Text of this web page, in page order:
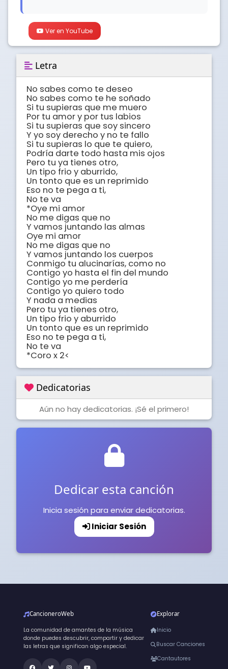
Ver en YouTube
Letra
No sabes como te deseo
No sabes como te he soñado
Si tu supieras que me muero
Por tu amor y por tus labios
Si tu supieras que soy sincero
Y yo soy derecho y no te fallo
Si tu supieras lo que te quiero,
Podría darte todo hasta mis ojos
Pero tu ya tienes otro,
Un tipo frio y aburrido,
Un tonto que es un reprimido
Eso no te pega a ti,
No te va
*Oye mi amor
No me digas que no
Y vamos juntando las almas
Oye mi amor
No me digas que no
Y vamos juntando los cuerpos
Conmigo tu alucinarías, como no
Contigo yo hasta el fin del mundo
Contigo yo me perdería
Contigo yo quiero todo
Y nada a medias
Pero tu ya tienes otro,
Un tipo frio y aburrido
Un tonto que es un reprimido
Eso no te pega a ti,
No te va
*Coro x 2<
Dedicatorias
Aún no hay dedicatorias. ¡Sé el primero!
Dedicar esta canción
Inicia sesión para enviar dedicatorias.
Iniciar Sesión
CancioneroWeb
La comunidad de amantes de la música
donde puedes descubrir, compartir y dedicar
las letras que significan algo especial.
Explorar
Inicio
Buscar Canciones
Cantautores